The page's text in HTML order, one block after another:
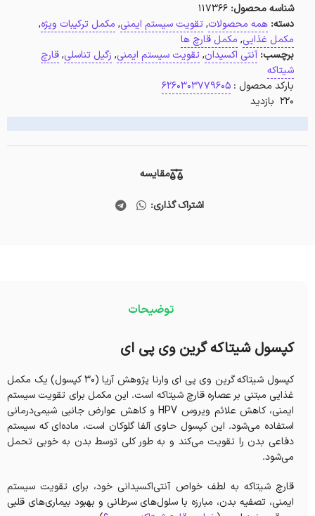
شناسه محصول: 117366
دسته: همه محصولات,تقویت سیستم ایمنی, مکمل ترکیبات ویژه,
مکمل غذایی, مکمل قارچ ها
برچسب: آنتی اکسیدان,تقویت سیستم ایمنی, زگیل تناسلی,قارچ
شیتاکه
بارکد محصول : 6260303779605
220 بازدید
مقایسه
اشتراک گذاری:
توضیحات
کپسول شیتاکه گرین وی پی ای
کپسول شیتاکه گرین وی پی ای وارنا پژوهش آریا (30 کپسول) یک مکمل
غذایی مبتنی بر عصاره قارچ شیتاکه است. این مکمل برای تقویت سیستم
ایمنی، کاهش علائم ویروس HPV و کاهش عوارض جانبی شیمی‌درمانی
استفاده می‌شود. این کپسول حاوی آلفا گلوکان است، ماده‌ای که سیستم
دفاعی بدن را تقویت می‌کند و به طور کلی توسط بدن به خوبی تحمل
می‌شود.
قارچ شیتاکه به لطف خواص آنتی‌اکسیدانی خود، برای تقویت سیستم
ایمنی، تصفیه بدن، مبارزه با سلول‌های سرطانی و بهبود بیماری‌های قلبی